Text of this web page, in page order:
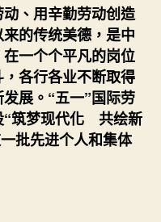
一
针
一
线
“绣”
出
美
好
查
、用辛勤劳动创造
的传统美德，是中
一个个平凡的岗位
各行各业不断取得
展。“五一”国际劳
“筑梦现代化 共绘新
批先进个人和集体